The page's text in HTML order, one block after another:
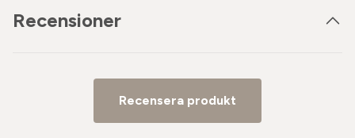
Recensioner
Recensera produkt